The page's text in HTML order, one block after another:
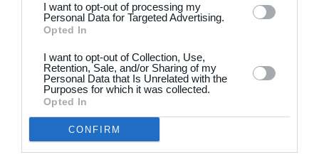
I want to opt-out of processing my
Personal Data for Targeted Advertising.
Opted In
I want to opt-out of Collection, Use,
Retention, Sale, and/or Sharing of my
Personal Data that Is Unrelated with the
Purposes for which it was collected.
Opted In
CONFIRM
Skovsgaard B 3 1 BIF/ØHIK
Wolves 12 9 Trolls
U15 piger 0 0 Stævne Beach håndbold - Ishøj